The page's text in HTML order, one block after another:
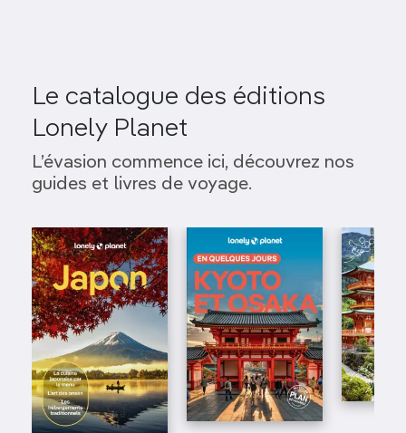
Le catalogue des éditions
Lonely Planet
L’évasion commence ici, découvrez nos
guides et livres de voyage.